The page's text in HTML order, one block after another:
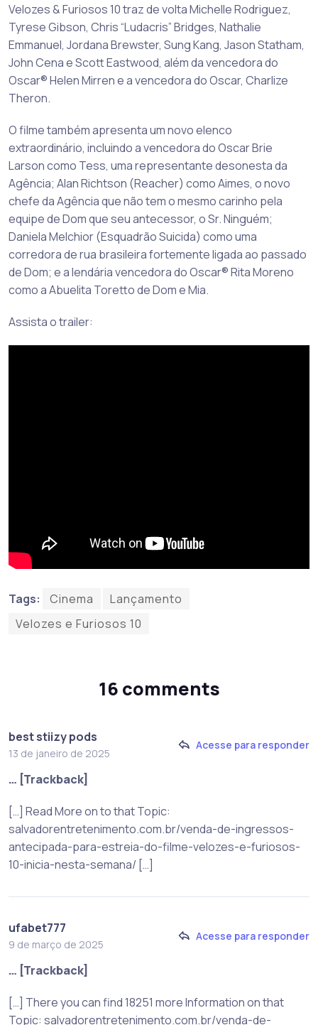
Velozes & Furiosos 10 traz de volta Michelle Rodriguez,
Tyrese Gibson, Chris “Ludacris” Bridges, Nathalie
Emmanuel, Jordana Brewster, Sung Kang, Jason Statham,
John Cena e Scott Eastwood, além da vencedora do
Oscar® Helen Mirren e a vencedora do Oscar, Charlize
Theron.
O filme também apresenta um novo elenco
extraordinário, incluindo a vencedora do Oscar Brie
Larson como Tess, uma representante desonesta da
Agência; Alan Richtson (Reacher) como Aimes, o novo
chefe da Agência que não tem o mesmo carinho pela
equipe de Dom que seu antecessor, o Sr. Ninguém;
Daniela Melchior (Esquadrão Suicida) como uma
corredora de rua brasileira fortemente ligada ao passado
de Dom; e a lendária vencedora do Oscar® Rita Moreno
como a Abuelita Toretto de Dom e Mia.
Assista o trailer:
Tags: Cinema
Lançamento
Velozes e Furiosos 10
16 comments
best stiizy pods
13 de janeiro de 2025
Acesse para responder
… [Trackback]
[…] Read More on to that Topic:
salvadorentretenimento.com.br/venda-de-ingressos-
antecipada-para-estreia-do-filme-velozes-e-furiosos-
10-inicia-nesta-semana/ […]
ufabet777
9 de março de 2025
Acesse para responder
… [Trackback]
[…] There you can find 18251 more Information on that
Topic: salvadorentretenimento.com.br/venda-de-